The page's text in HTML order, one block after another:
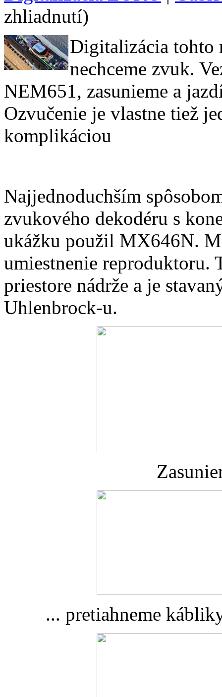
zhliadnutí)
Digitalizácia tohto
nechceme zvuk.
NEM651, zasunieme a
Ozvučenie je vlastne tiež
komplikáciou
Najjednoduchším
zvukového dekodéru s
ukážku použil MX646N.
umiestnenie reproduktoru.
priestore nádrže a je
Uhlenbrock-u.
... pretiahneme